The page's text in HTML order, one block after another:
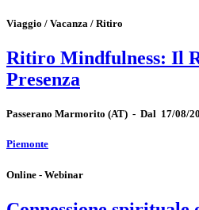
Viaggio / Vacanza / Ritiro
Ritiro Mindfulness: Il
Presenza
Passerano Marmorito (AT) - Dal 17/08/
Piemonte
Online - Webinar